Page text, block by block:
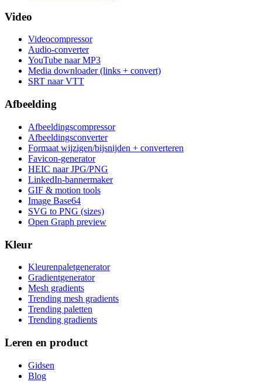
Video
Videocompressor
Audio-converter
YouTube naar MP3
Media downloader (links + convert)
SRT naar VTT
Afbeelding
Afbeeldingscompressor
Afbeeldingsconverter
Formaat wijzigen/bijsnijden + converteren
Favicon-generator
HEIC naar JPG/PNG
LinkedIn-bannermaker
GIF & motion tools
Image Base64
SVG to PNG (sizes)
Open Graph preview
Kleur
Kleurenpaletgenerator
Gradientgenerator
Mesh gradients
Trending mesh gradients
Trending paletten
Trending gradients
Leren en product
Gidsen
Blog